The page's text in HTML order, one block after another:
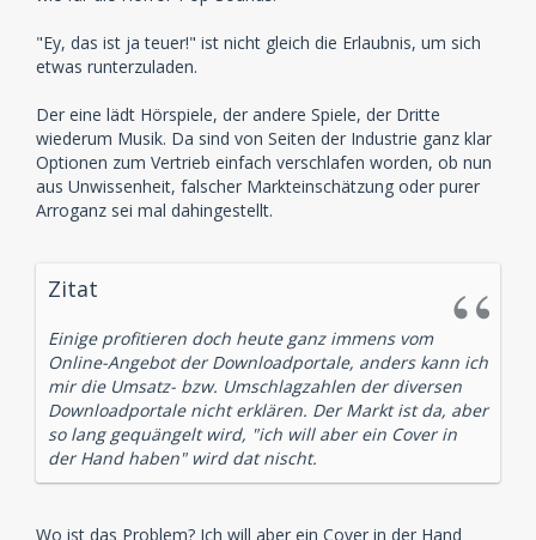
"Ey, das ist ja teuer!" ist nicht gleich die Erlaubnis, um sich
etwas runterzuladen.
Der eine lädt Hörspiele, der andere Spiele, der Dritte
wiederum Musik. Da sind von Seiten der Industrie ganz klar
Optionen zum Vertrieb einfach verschlafen worden, ob nun
aus Unwissenheit, falscher Markteinschätzung oder purer
Arroganz sei mal dahingestellt.
Zitat
Einige profitieren doch heute ganz immens vom
Online-Angebot der Downloadportale, anders kann ich
mir die Umsatz- bzw. Umschlagzahlen der diversen
Downloadportale nicht erklären. Der Markt ist da, aber
so lang gequängelt wird, "ich will aber ein Cover in
der Hand haben" wird dat nischt.
Wo ist das Problem? Ich will aber ein Cover in der Hand